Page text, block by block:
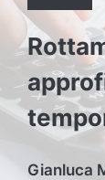
Gianluca